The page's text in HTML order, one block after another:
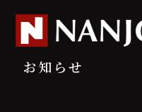
お知らせ